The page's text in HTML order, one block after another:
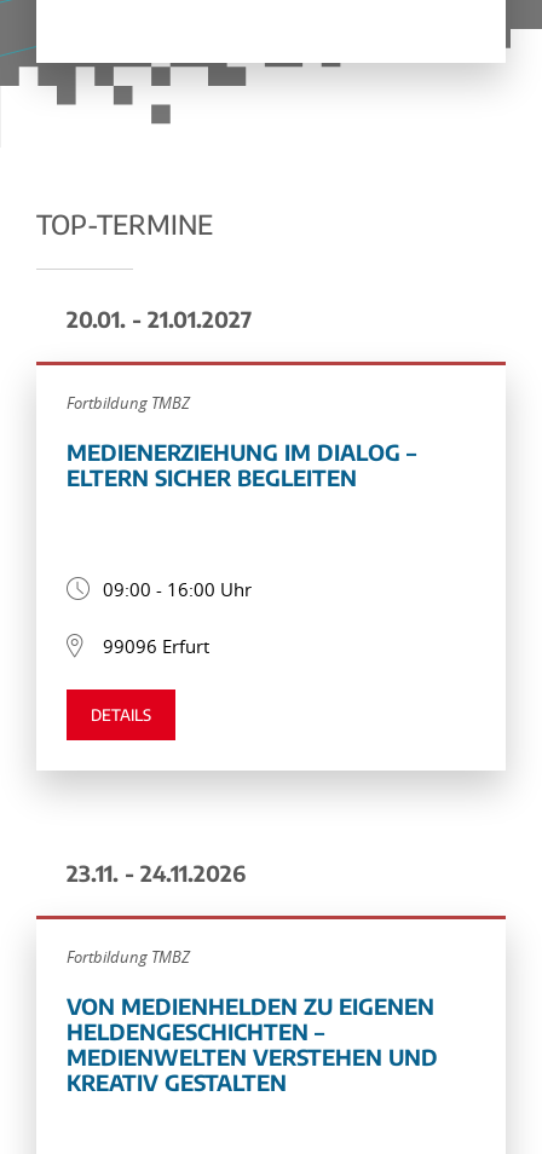
TOP-TERMINE
20.01. - 21.01.2027
Fortbildung TMBZ
MEDIENERZIEHUNG IM DIALOG –
ELTERN SICHER BEGLEITEN
09:00 - 16:00 Uhr
99096 Erfurt
DETAILS
23.11. - 24.11.2026
Fortbildung TMBZ
VON MEDIENHELDEN ZU EIGENEN
HELDENGESCHICHTEN –
MEDIENWELTEN VERSTEHEN UND
KREATIV GESTALTEN